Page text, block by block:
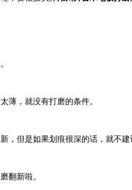
薄，就没有打磨的条件。
，但是如果划痕很深的话，就不建
翻新啦。